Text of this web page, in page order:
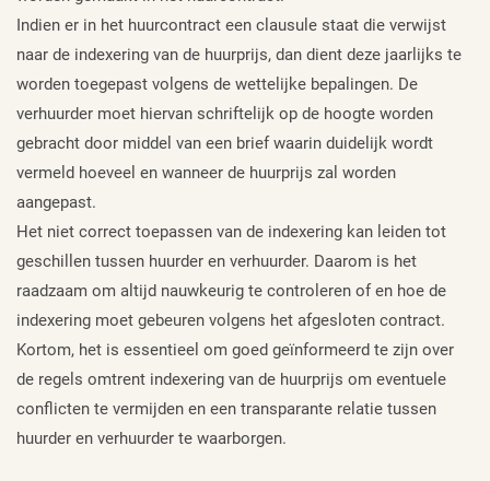
Indien er in het huurcontract een clausule staat die verwijst
naar de indexering van de huurprijs, dan dient deze jaarlijks te
worden toegepast volgens de wettelijke bepalingen. De
verhuurder moet hiervan schriftelijk op de hoogte worden
gebracht door middel van een brief waarin duidelijk wordt
vermeld hoeveel en wanneer de huurprijs zal worden
aangepast.
Het niet correct toepassen van de indexering kan leiden tot
geschillen tussen huurder en verhuurder. Daarom is het
raadzaam om altijd nauwkeurig te controleren of en hoe de
indexering moet gebeuren volgens het afgesloten contract.
Kortom, het is essentieel om goed geïnformeerd te zijn over
de regels omtrent indexering van de huurprijs om eventuele
conflicten te vermijden en een transparante relatie tussen
huurder en verhuurder te waarborgen.